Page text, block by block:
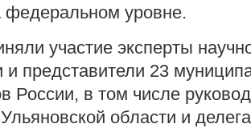
федеральном уровне.
участие эксперты
и представители 23
России, в том числе
области и